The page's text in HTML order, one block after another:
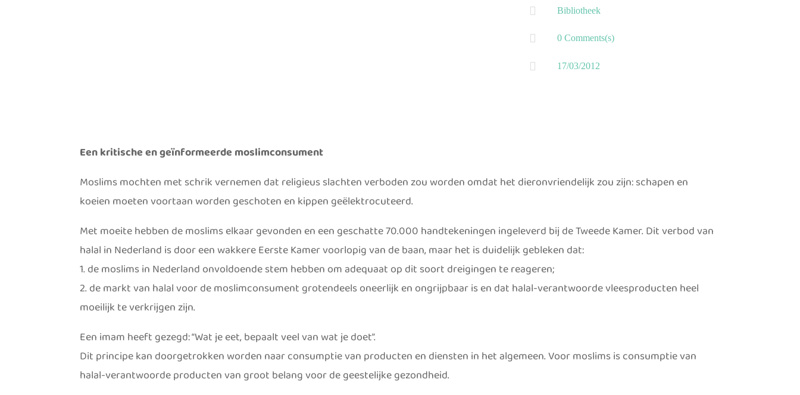
 Bibliotheek
 0 Comments(s)
 17/03/2012
Een kritische en geïnformeerde moslimconsument
Moslims mochten met schrik vernemen dat religieus slachten verboden zou worden omdat het dieronvriendelijk zou zijn: schapen en
koeien moeten voortaan worden geschoten en kippen geëlektrocuteerd.
Met moeite hebben de moslims elkaar gevonden en een geschatte 70.000 handtekeningen ingeleverd bij de Tweede Kamer. Dit verbod van
halal in Nederland is door een wakkere Eerste Kamer voorlopig van de baan, maar het is duidelijk gebleken dat:
1. de moslims in Nederland onvoldoende stem hebben om adequaat op dit soort dreigingen te reageren;
2. de markt van halal voor de moslimconsument grotendeels oneerlijk en ongrijpbaar is en dat halal-verantwoorde vleesproducten heel
moeilijk te verkrijgen zijn.
Een imam heeft gezegd: “Wat je eet, bepaalt veel van wat je doet”.
Dit principe kan doorgetrokken worden naar consumptie van producten en diensten in het algemeen. Voor moslims is consumptie van
halal-verantwoorde producten van groot belang voor de geestelijke gezondheid.